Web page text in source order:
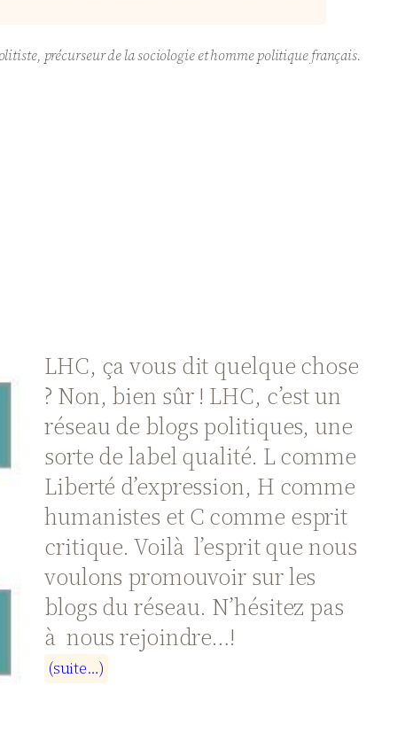
précurseur de la sociologie et homme politique français.
LHC, ça vous dit quelque chose
? Non, bien sûr ! LHC, c’est un
réseau de blogs politiques, une
sorte de label qualité. L comme
Liberté d’expression, H comme
humanistes et C comme esprit
critique. Voilà l’esprit que nous
voulons promouvoir sur les
blogs du réseau. N’hésitez pas
à nous rejoindre…!
(suite…)